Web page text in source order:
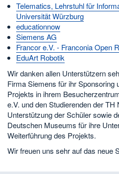
Telematics, Lehrstuhl für
Universität Würzburg
educationnow
Siemens AG
Francor e.V. - Franconia Open
EduArt Robotik
Wir danken allen Unterstützern
Firma Siemens für ihr Sponsoring
Projekts in ihrem
e.V. und den Studierenden der TH
Unterstützung der Schüler sowie
Deutschen Museums für ihre
Weiterführung des Projekts.
Wir freuen uns sehr auf das neue